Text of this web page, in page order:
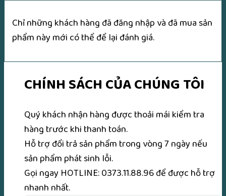
Chỉ những khách hàng đã đăng nhập và đã mua sản
phẩm này mới có thể để lại đánh giá.
CHÍNH SÁCH CỦA CHÚNG TÔI
Quý khách nhận hàng được thoải mái kiểm tra
hàng trước khi thanh toán.
Hỗ trợ đổi trả sản phẩm trong vòng 7 ngày nếu
sản phẩm phát sinh lỗi.
Gọi ngay HOTLINE: 0373.11.88.96để được hỗ trợ
nhanh nhất.